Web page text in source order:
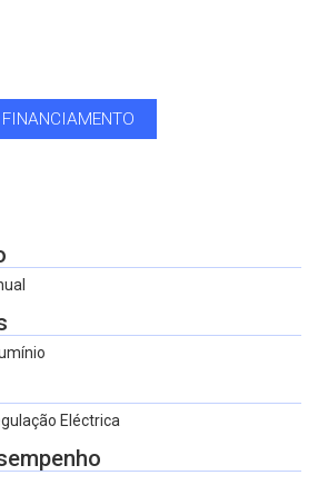
FINANCIAMENTO
Eléctrica